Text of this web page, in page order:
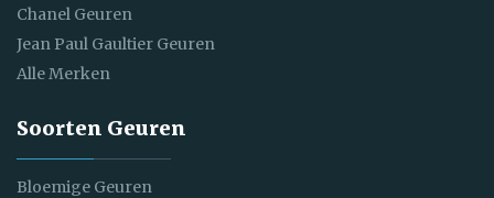
Chanel Geuren
Jean Paul Gaultier Geuren
Alle Merken
Soorten Geuren
Bloemige Geuren